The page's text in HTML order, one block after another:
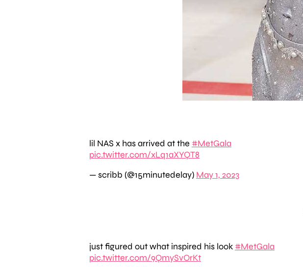
lil NAS x has arrived at the #MetGala
pic.twitter.com/xLq1aXYQT8
— scribb (@15minutedelay) May 1, 2023
just figured out what inspired his look #MetGala
pic.twitter.com/9QmySvOrKt